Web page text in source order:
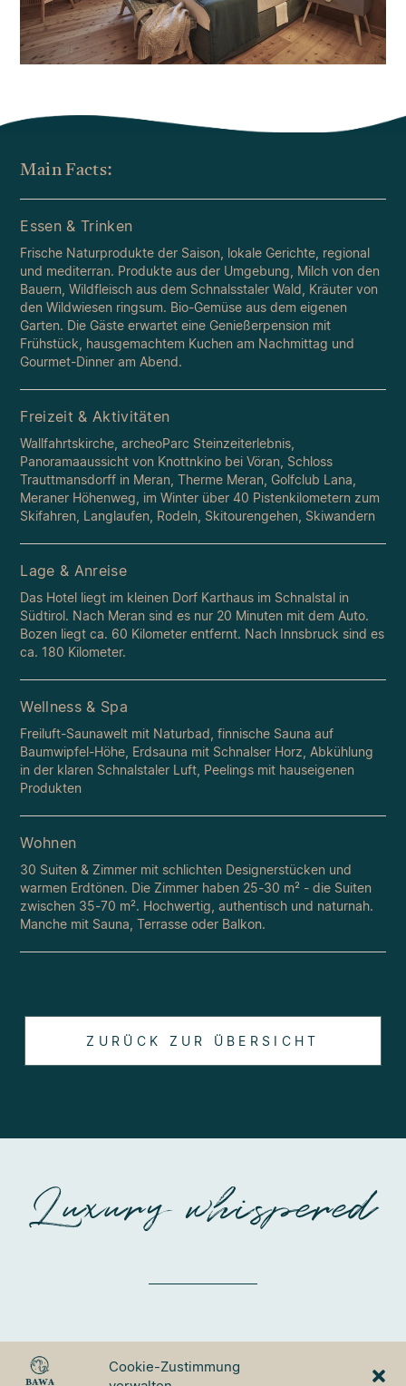
Cookie-Zustimmung
Main Facts:
Essen & Trinken
Frische Naturprodukte der Saison, lokale Gerichte, regional
und mediterran. Produkte aus der Umgebung, Milch von den
Bauern, Wildfleisch aus dem Schnalsstaler Wald, Kräuter von
den Wildwiesen ringsum. Bio-Gemüse aus dem eigenen
Garten. Die Gäste erwartet eine Genießerpension mit
Frühstück, hausgemachtem Kuchen am Nachmittag und
Gourmet-Dinner am Abend.
Freizeit & Aktivitäten
Wallfahrtskirche, archeoParc Steinzeiterlebnis,
Panoramaaussicht von Knottnkino bei Vöran, Schloss
Trauttmansdorff in Meran, Therme Meran, Golfclub Lana,
Meraner Höhenweg, im Winter über 40 Pistenkilometern zum
Skifahren, Langlaufen, Rodeln, Skitourengehen, Skiwandern
Lage & Anreise
Das Hotel liegt im kleinen Dorf Karthaus im Schnalstal in
Südtirol. Nach Meran sind es nur 20 Minuten mit dem Auto.
Bozen liegt ca. 60 Kilometer entfernt. Nach Innsbruck sind es
ca. 180 Kilometer.
Wellness & Spa
Freiluft-Saunawelt mit Naturbad, finnische Sauna auf
Baumwipfel-Höhe, Erdsauna mit Schnalser Horz, Abkühlung
in der klaren Schnalstaler Luft, Peelings mit hauseigenen
Produkten
Wohnen
30 Suiten & Zimmer mit schlichten Designerstücken und
warmen Erdtönen. Die Zimmer haben 25-30 m² - die Suiten
zwischen 35-70 m². Hochwertig, authentisch und naturnah.
Manche mit Sauna, Terrasse oder Balkon.
ZURÜCK ZUR ÜBERSICHT
Luxury whispered
GmbH